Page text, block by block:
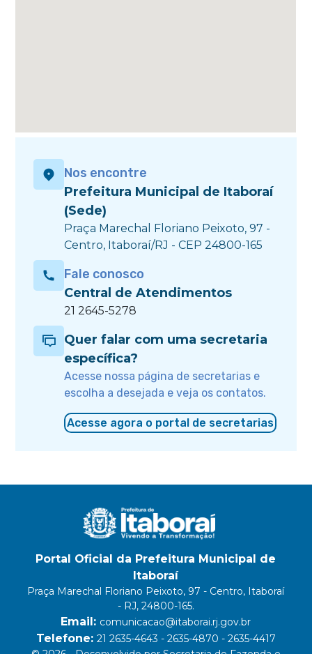
Nos encontre
Prefeitura Municipal de Itaboraí
(Sede)
Praça Marechal Floriano Peixoto, 97 -
Centro, Itaboraí/RJ - CEP 24800-165
Fale conosco
Central de Atendimentos
21 2645-5278
Quer falar com uma secretaria
específica?
Acesse nossa página de secretarias e
escolha a desejada e veja os contatos.
Acesse agora o portal de secretarias
Portal Oficial da Prefeitura Municipal de
Itaboraí
Praça Marechal Floriano Peixoto, 97 - Centro, Itaboraí
- RJ, 24800-165.
Email: comunicacao@itaborai.rj.gov.br
Telefone: 21 2635-4643 - 2635-4870 - 2635-4417